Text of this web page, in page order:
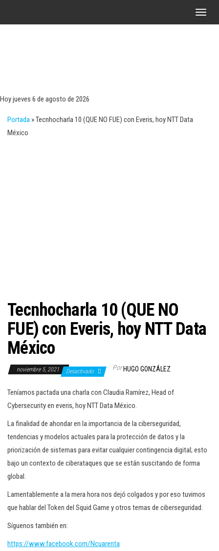
A
Hoy jueves 6 de agosto de 2026
Portada »Tecnhocharla 10 (QUE NO FUE) con Everis, hoy NTT Data
México
Tecnhocharla 10 (QUE NO
FUE) con Everis, hoy NTT Data
México
noviembre 5, 2021 Desactivado Por HUGO GONZÁLEZ
Teníamos pactada una charla con Claudia Ramírez, Head of
Cybersecurity en everis, hoy NTT Data México.
La finalidad de ahondar en la importancia de la ciberseguridad,
tendencias y modelos actuales para la protección de datos y la
priorización de sistemas para evitar cualquier contingencia digital; esto
bajo un contexto de ciberataques que se están suscitando de forma
global.
Lamentablemente a la mera hora nos dejó colgados y por eso tuvimos
que hablar del Token del Squid Game y otros temas de ciberseguridad.
Síguenos también en:
https://www.facebook.com/Ncuarenta